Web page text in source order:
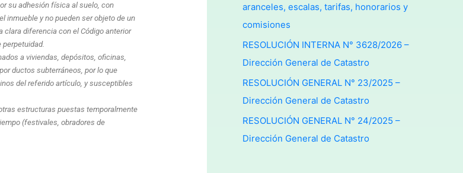
su adhesión física al suelo, con
inmueble y no pueden ser objeto de un
clara diferencia con el Código anterior
a viviendas, depósitos, oficinas,
ductos subterráneos, por lo que
del referido artículo, y susceptibles
estructuras puestas temporalmente
(festivales, obradores de
aranceles, escalas, tarifas, honorarios y
comisiones
RESOLUCIÓN INTERNA N° 3628/2026 –
Dirección General de Catastro
RESOLUCIÓN GENERAL N° 23/2025 –
Dirección General de Catastro
RESOLUCIÓN GENERAL N° 24/2025 –
Dirección General de Catastro